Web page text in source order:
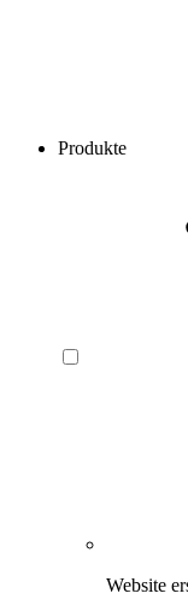
Produkte
Website